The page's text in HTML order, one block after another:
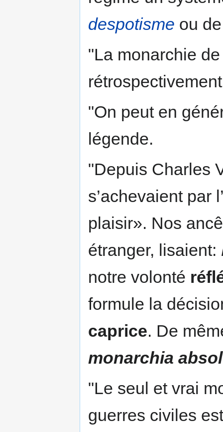
despotisme ou
"La monarchie
"On peut en
légende.
"Depuis Charles
s’achevaient par
plaisir». Nos
étranger, lisaient:
notre volonté
formule la
caprice. De
monarchia
"Le seul et vrai
guerres civiles